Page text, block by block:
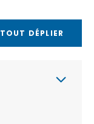
TOUT DÉPLIER